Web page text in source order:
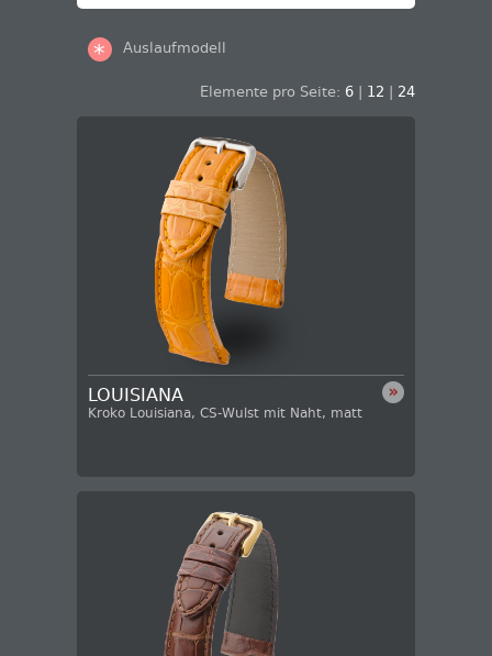
* Auslaufmodell
Elemente pro Seite: 6 | 12 | 24
LOUISIANA
Kroko Louisiana, CS-Wulst mit Naht, matt